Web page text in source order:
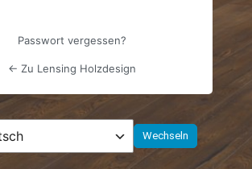
Passwort vergessen?
← Zu Lensing Holzdesign